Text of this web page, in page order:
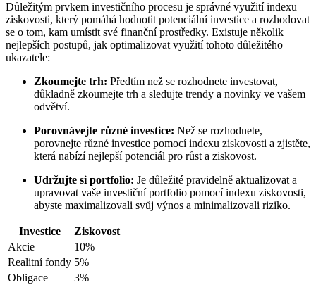
Důležitým prvkem investičního procesu je správné využití indexu
ziskovosti, který pomáhá hodnotit potenciální investice a rozhodovat
se o tom, kam umístit své finanční prostředky. Existuje několik
nejlepších postupů, jak optimalizovat využití tohoto důležitého
ukazatele:
Zkoumejte trh: Předtím než se rozhodnete investovat,
důkladně zkoumejte trh a sledujte trendy a novinky ve vašem
odvětví.
Porovnávejte různé investice: Než se rozhodnete,
porovnejte různé investice pomocí indexu ziskovosti a zjistěte,
která nabízí nejlepší potenciál pro růst a ziskovost.
Udržujte si portfolio: Je důležité pravidelně aktualizovat a
upravovat vaše investiční portfolio pomocí indexu ziskovosti,
abyste maximalizovali svůj výnos a minimalizovali riziko.
Investice
Ziskovost
Akcie
10%
Realitní fondy 5%
Obligace
3%